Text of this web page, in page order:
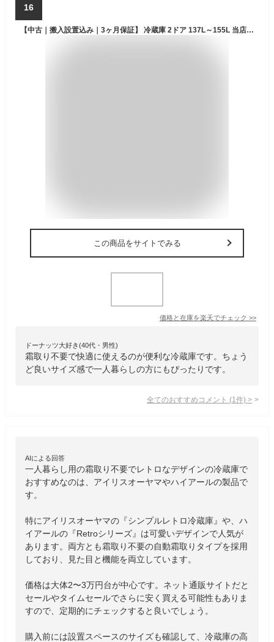
16
【中古｜搬入設置込み｜3ヶ月保証】 冷蔵庫 2ドア 137L～155L 当店おまかせ 国内大手メーカー製 一人暮らしに最適 霜取り不要 ファン式 徹底除菌クリーニング済み プレミアムリユース品 ボトムフリーザー 上が冷蔵タイプ パナソニック シャープ 三菱電機 東芝 日立
この商品をサイトでみる
価格と在庫を楽天でチェック >>
ドーナッツ大好き(40代・男性)
霜取り不要で快適に使えるのが便利な冷蔵庫です。ちょう
ど良いサイズ感で一人暮らしの方にもぴったりです。
全てのおすすめコメント (1 件) >
AIによる回答
一人暮らし用の霜取り不要でレトロなデザインの冷蔵庫で
おすすめなのは、アイリスオーヤマやハイアールの製品で
す。
特にアイリスオーヤマの『シンプルレトロ冷蔵庫』や、ハ
イアールの『Retroシリーズ』は可愛いデザインで人気が
あります。両方とも霜取り不要の自動霜取りタイプを採用
しており、見た目と機能を両立しています。
価格は大体2〜3万円台が中心です。ネット通販サイトだと
セールやタイムセールでさらに安く買える可能性もありま
すので、定期的にチェックすると良いでしょう。
購入前には設置スペースのサイズも確認して、冷蔵庫の高